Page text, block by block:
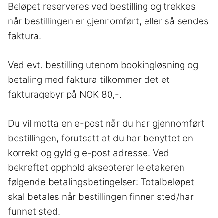
Beløpet reserveres ved bestilling og trekkes
når bestillingen er gjennomført, eller så sendes
faktura.
Ved evt. bestilling utenom bookingløsning og
betaling med faktura tilkommer det et
fakturagebyr på NOK 80,-.
Du vil motta en e-­post når du har gjennomført
bestillingen, forutsatt at du har benyttet en
korrekt og gyldig e-post adresse. Ved
bekreftet opphold aksepterer leietakeren
følgende betalingsbetingelser: Totalbeløpet
skal betales når bestillingen finner sted/har
funnet sted.